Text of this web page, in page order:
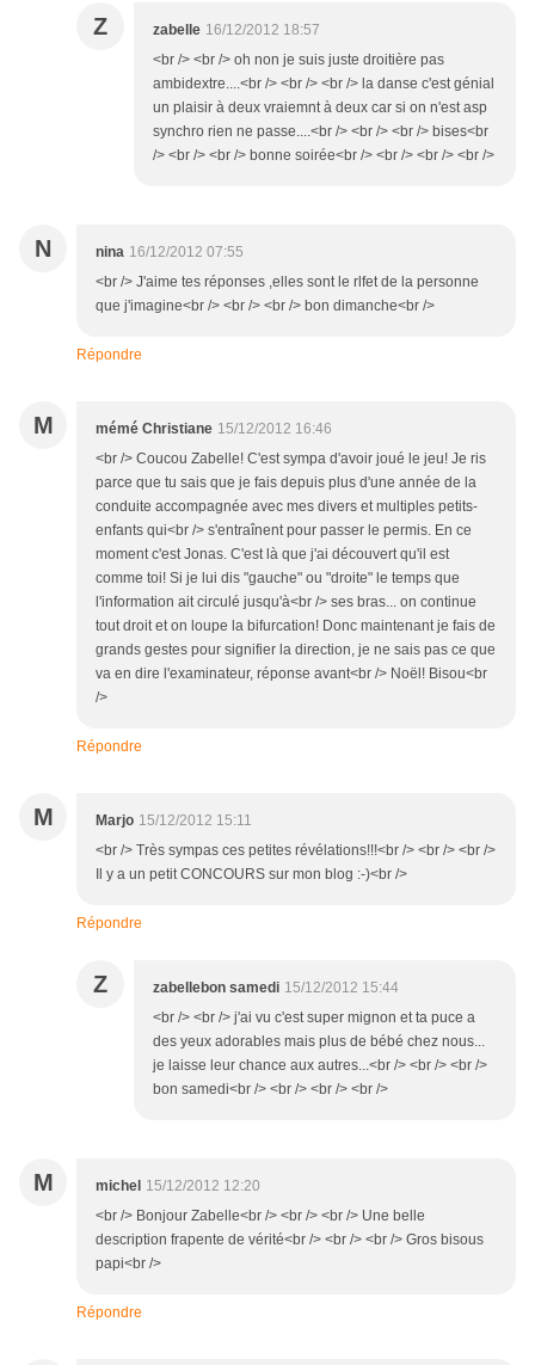
Z zabelle 16/12/2012 18:57
<br /> <br /> oh non je suis juste droitière pas
ambidextre....<br /> <br /> <br /> la danse c'est génial
un plaisir à deux vraiemnt à deux car si on n'est asp
synchro rien ne passe....<br /> <br /> <br /> bises<br
/> <br /> <br /> bonne soirée<br /> <br /> <br /> <br />
N nina 16/12/2012 07:55
<br /> J'aime tes réponses ,elles sont le rlfet de la personne
que j'imagine<br /> <br /> <br /> bon dimanche<br />
Répondre
M mémé Christiane 15/12/2012 16:46
<br /> Coucou Zabelle! C'est sympa d'avoir joué le jeu! Je ris
parce que tu sais que je fais depuis plus d'une année de la
conduite accompagnée avec mes divers et multiples petits-
enfants qui<br /> s'entraînent pour passer le permis. En ce
moment c'est Jonas. C'est là que j'ai découvert qu'il est
comme toi! Si je lui dis "gauche" ou "droite" le temps que
l'information ait circulé jusqu'à<br /> ses bras... on continue
tout droit et on loupe la bifurcation! Donc maintenant je fais de
grands gestes pour signifier la direction, je ne sais pas ce que
va en dire l'examinateur, réponse avant<br /> Noël! Bisou<br
/>
Répondre
M Marjo 15/12/2012 15:11
<br /> Très sympas ces petites révélations!!!<br /> <br /> <br />
Il y a un petit CONCOURS sur mon blog :-)<br />
Répondre
Z zabellebon samedi 15/12/2012 15:44
<br /> <br /> j'ai vu c'est super mignon et ta puce a
des yeux adorables mais plus de bébé chez nous...
je laisse leur chance aux autres...<br /> <br /> <br />
bon samedi<br /> <br /> <br /> <br />
M michel 15/12/2012 12:20
<br /> Bonjour Zabelle<br /> <br /> <br /> Une belle
description frapente de vérité<br /> <br /> <br /> Gros bisous
papi<br />
Répondre